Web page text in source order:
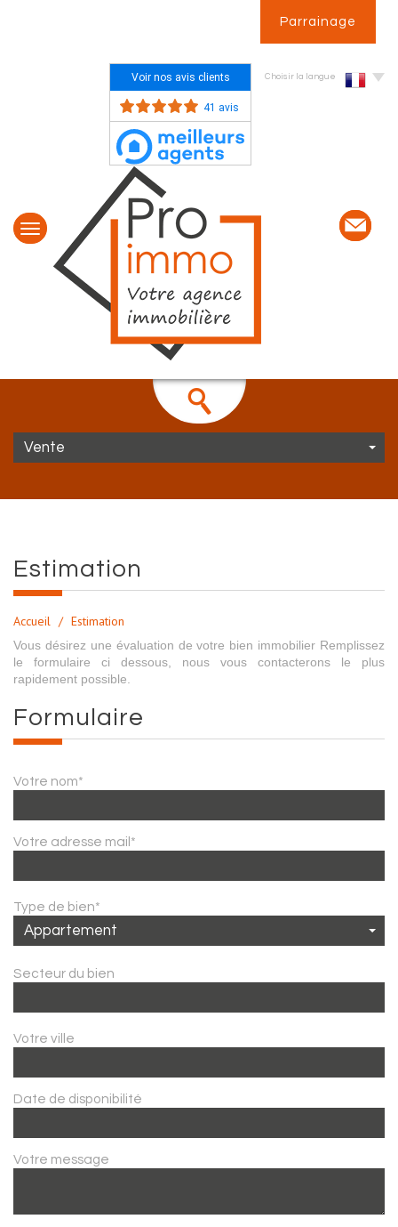
Parrainage
Voir nos avis clients
41 avis
Choisir la langue
Vente
estimation
Accueil Estimation
Vous désirez une évaluation de votre bien immobilier Remplissez
le formulaire ci dessous, nous vous contacterons le plus
rapidement possible.
formulaire
Votre nom*
Votre adresse mail*
Type de bien*
Appartement
Secteur du bien
Votre ville
Date de disponibilité
Votre message